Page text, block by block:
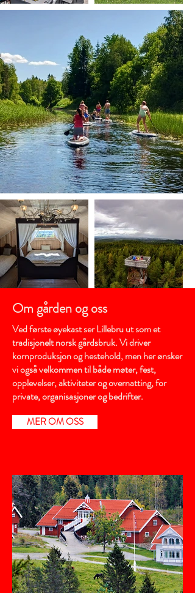
Om gården og oss
Ved første øyekast ser Lillebru ut som et
tradisjonelt norsk gårdsbruk. Vi driver
kornproduksjon og hestehold, men her ønsker
vi også velkommen til både møter, fest,
opplevelser, aktiviteter og overnatting, for
private, organisasjoner og bedrifter.
MER OM OSS